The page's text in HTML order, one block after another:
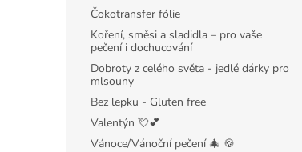
Čokotransfer fólie
Koření, směsi a sladidla – pro vaše
pečení i dochucování
Dobroty z celého světa - jedlé dárky pro
mlsouny
Bez lepku - Gluten free
Valentýn 💘💕
Vánoce/Vánoční pečení 🎄 🍪